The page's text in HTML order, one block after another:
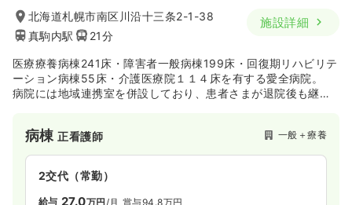
26.3万円 /月 賞与2.9ヶ月
※経験5年の例
時間 8:45～17:00
第二新卒可
月給26万円以上可
気になる 詳細を見る
北海道札幌市南区川沿十三条2-1-38
真駒内駅
21分
施設詳細
医療療養病棟241床・障害者一般病棟199床・回復期リハビリテ
ーション病棟55床・介護医療院１１４床を有する愛全病院。
病院には地域連携室を併設しており、患者さまが退院後も継続
サポートを行っており、認知症の患者さまに対してのケアでは
身体拘束なしを実践しているのが特徴です。そのため、「患者
さまファーストの看護がしたい」という方は、ご自身の納得の
いく看護を追求することができます。
また、同院の看護師は20～30代を中心に子育て中の方が多く、
病棟正看護師 一般＋療養
2交代（常勤）
給与 27.0万円 /月 賞与94.8万円